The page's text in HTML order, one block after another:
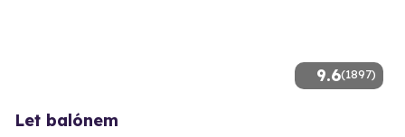
9.6(1897)
Let balónem